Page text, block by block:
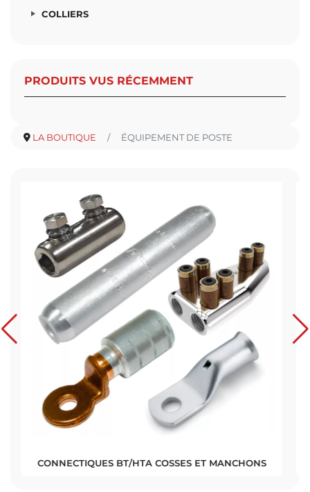
COLLIERS
PRODUITS VUS RÉCEMMENT
LA BOUTIQUE ÉQUIPEMENT DE POSTE
CONNECTIONS HAUTE TENSION (HTA)